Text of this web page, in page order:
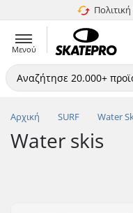
Μενού
Αρχική SURF Water
Water skis